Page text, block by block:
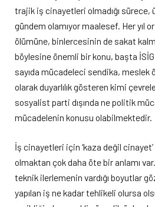
trajik iş cinayetleri olmadığı
gündem olamıyor maalesef. Her yıl
ölümüne, binlercesinin de sakat
böylesine önemli bir konu, başta
sayıda mücadeleci sendika, meslek
olarak duyarlılık gösteren kimi
sosyalist parti dışında ne politik
mücadelenin konusu olabilmektedir.
İş cinayetleri için ‘kaza değil
olmaktan çok daha öte bir anlamı
teknik ilerlemenin vardığı boyutlar
yapılan iş ne kadar tehlikeli olursa